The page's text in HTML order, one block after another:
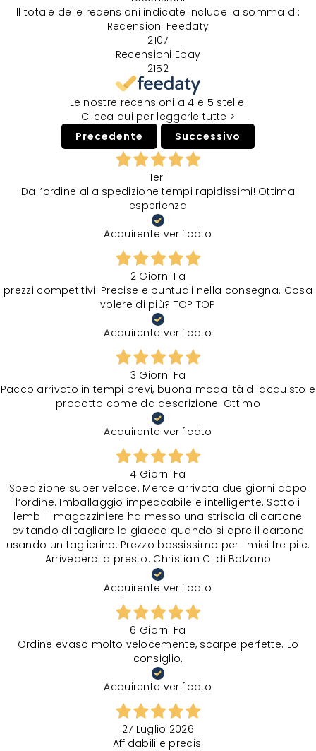
Il totale delle recensioni indicate include la somma di:
Recensioni Feedaty
2107
Recensioni Ebay
2152
Le nostre recensioni a 4 e 5 stelle.
Clicca qui per leggerle tutte >
Precedente
Successivo
Ieri
Dall’ordine alla spedizione tempi rapidissimi! Ottima
esperienza
Acquirente verificato
2 Giorni Fa
prezzi competitivi. Precise e puntuali nella consegna. Cosa
volere di più? TOP TOP
Acquirente verificato
3 Giorni Fa
Pacco arrivato in tempi brevi, buona modalità di acquisto e
prodotto come da descrizione. Ottimo
Acquirente verificato
4 Giorni Fa
Spedizione super veloce. Merce arrivata due giorni dopo
l‘ordine. Imballaggio impeccabile e intelligente. Sotto i
lembi il magazziniere ha messo una striscia di cartone
evitando di tagliare la giacca quando si apre il cartone
usando un taglierino. Prezzo bassissimo per i miei tre pile.
Arrivederci a presto. Christian C. di Bolzano
Acquirente verificato
6 Giorni Fa
Ordine evaso molto velocemente, scarpe perfette. Lo
consiglio.
Acquirente verificato
27 Luglio 2026
Affidabili e precisi